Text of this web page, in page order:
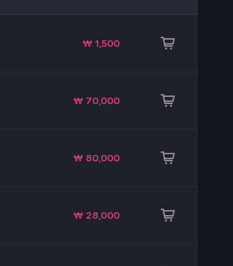
₩ 1,500
₩ 70,000
₩ 80,000
₩ 28,000